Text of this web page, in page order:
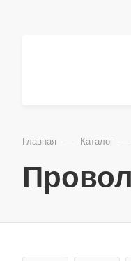
Главная — Каталог —